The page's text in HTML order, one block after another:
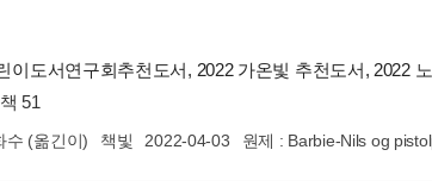
이도서연구회추천도서, 2022 가온빛 추천도서, 2022
51
수 (옮긴이) 책빛 2022-04-03 원제 : Barbie-Nils og